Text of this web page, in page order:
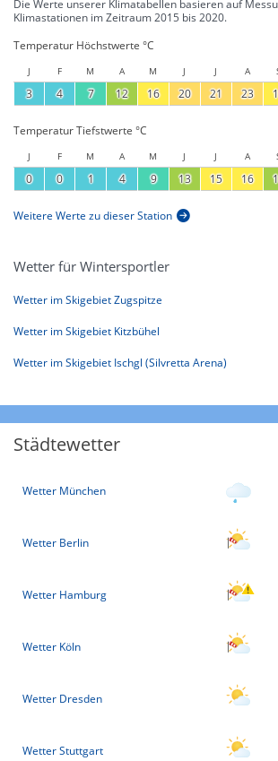
Die Werte unserer Klimatabellen basieren auf
Klimastationen im Zeitraum 2015 bis 2020.
Temperatur Höchstwerte °C
J F M A M J J A
3 4 7 12 16 20 21 23
Temperatur Tiefstwerte °C
J F M A M J J A
0 0 1 4 9 13 15 16
Weitere Werte zu dieser Station
Wetter für Wintersportler
Wetter im Skigebiet Zugspitze
Wetter im Skigebiet Kitzbühel
Wetter im Skigebiet Ischgl (Silvretta Arena)
Städtewetter
Wetter München
Wetter Berlin
Wetter Hamburg
Wetter Köln
Wetter Dresden
Wetter Stuttgart